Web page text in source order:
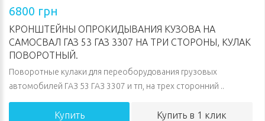
6800 грн
КРОНШТЕЙНЫ ОПРОКИДЫВАНИЯ КУЗОВА НА
САМОСВАЛ ГАЗ 53 ГАЗ 3307 НА ТРИ СТОРОНЫ, КУЛАК
ПОВОРОТНЫЙ.
Поворотные кулаки для переоборудования грузовых
автомобилей ГАЗ 53 ГАЗ 3307 и тп, на трех сторонний ..
Купить Купить в 1 клик